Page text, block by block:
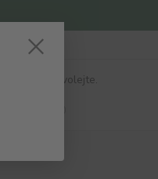
si rady? Zavolejte.